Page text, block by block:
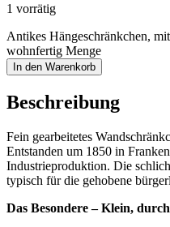
1 vorrätig
Antikes Hängeschränkchen,
wohnfertig Menge
In den Warenkorb
Beschreibung
Fein gearbeitetes
Entstanden um 1850 in
Industrieproduktion. Die
typisch für die gehobene
Das Besondere – Klein,